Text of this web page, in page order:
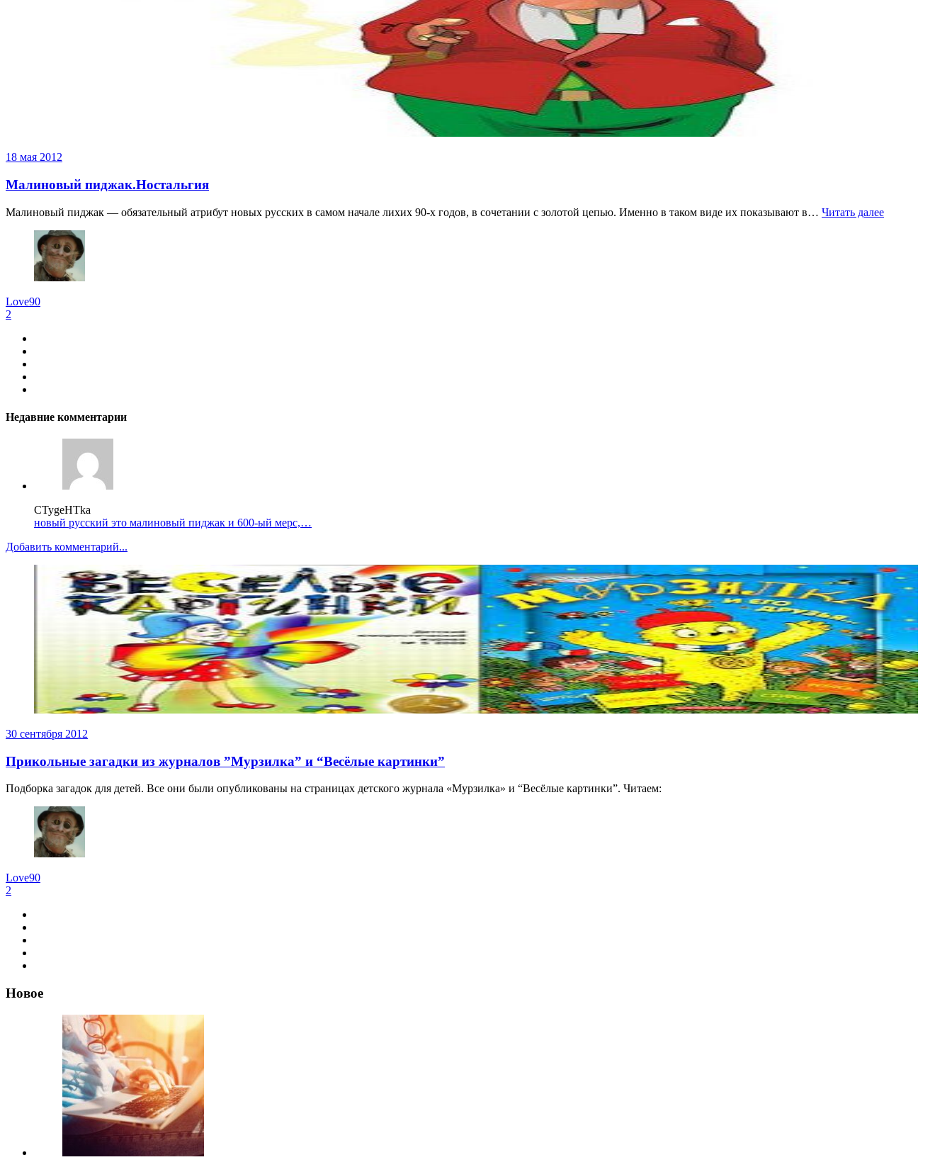
18 мая 2012
Малиновый пиджак.Ностальгия
Малиновый пиджак — обязательный атрибут новых русских в самом начале лихих 90-х годов, в сочетании с золотой цепью. Именно в таком виде их показывают в… Читать далее
Love90
2
Недавние комментарии
CTygeHTka
новый русский это малиновый пиджак и 600-ый мерс,…
Добавить комментарий...
30 сентября 2012
Прикольные загадки из журналов ”Мурзилка” и “Весёлые картинки”
Подборка загадок для детей. Все они были опубликованы на страницах детского журнала «Мурзилка» и “Весёлые картинки”. Читаем:
Love90
2
Новое